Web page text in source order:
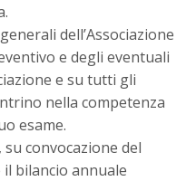
dell’Associazione
e degli eventuali
e su tutti gli
nella competenza
esame.
convocazione del
bilancio annuale